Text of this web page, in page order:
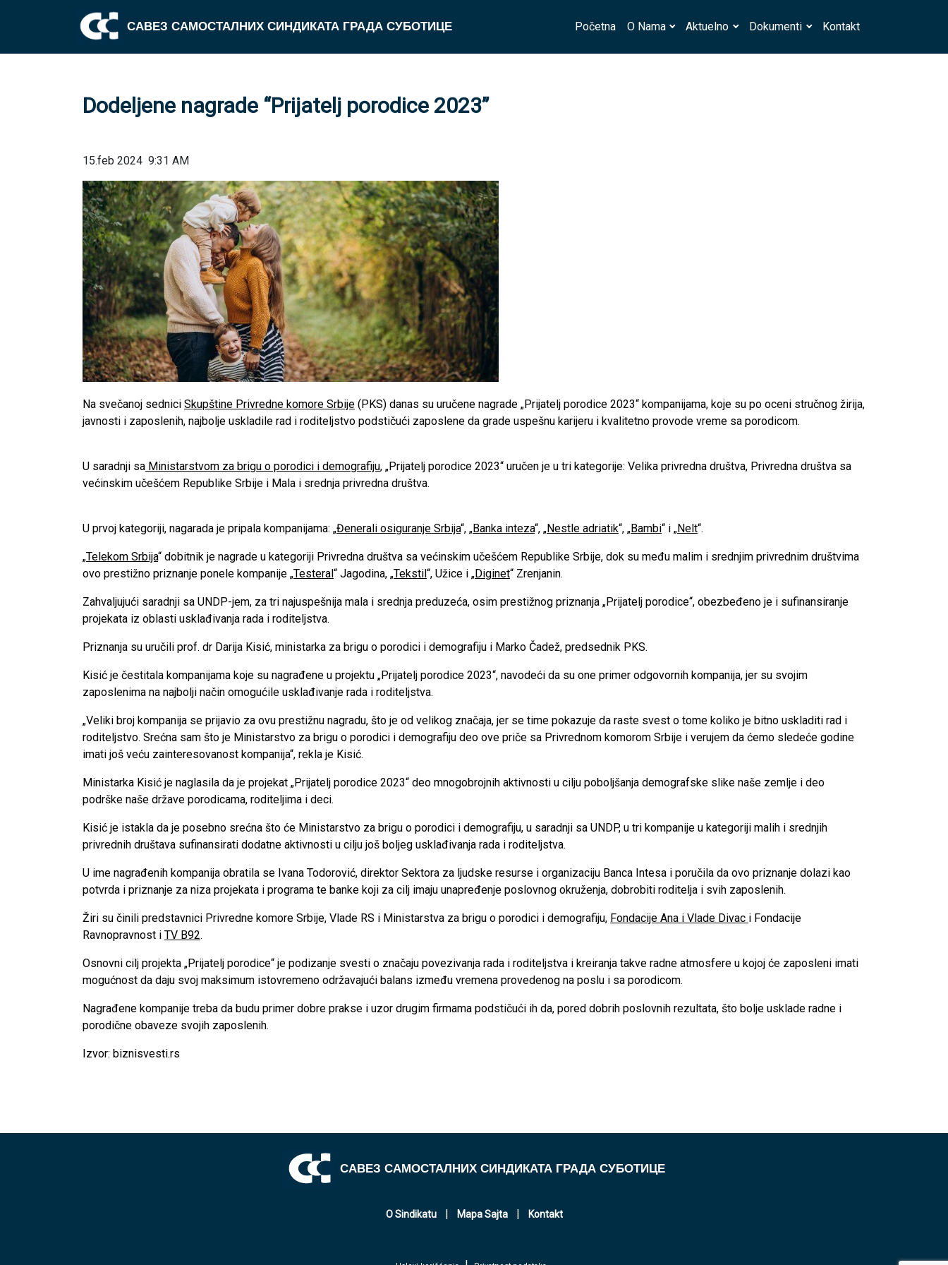
САВЕЗ САМОСТАЛНИХ СИНДИКАТА ГРАДА СУБОТИЦЕ Početna O Nama Aktuelno Dokumenti Kontakt
Dodeljene nagrade “Prijatelj porodice 2023”
15.feb 2024 9:31 AM
Na svečanoj sednici Skupštine Privredne komore Srbije (PKS) danas su uručene nagrade „Prijatelj porodice 2023“ kompanijama, koje su po oceni stručnog žirija,
javnosti i zaposlenih, najbolje uskladile rad i roditeljstvo podstičući zaposlene da grade uspešnu karijeru i kvalitetno provode vreme sa porodicom.
U saradnji sa Ministarstvom za brigu o porodici i demografiju, „Prijatelj porodice 2023“ uručen je u tri kategorije: Velika privredna društva, Privredna društva sa
većinskim učešćem Republike Srbije i Mala i srednja privredna društva.
U prvoj kategoriji, nagarada je pripala kompanijama: „Đenerali osiguranje Srbija“, „Banka inteza“, „Nestle adriatik“, „Bambi“ i „Nelt“.
„Telekom Srbija“ dobitnik je nagrade u kategoriji Privredna društva sa većinskim učešćem Republike Srbije, dok su među malim i srednjim privrednim društvima
ovo prestižno priznanje ponele kompanije „Testeral“ Jagodina, „Tekstil“, Užice i „Diginet“ Zrenjanin.
Zahvaljujući saradnji sa UNDP-jem, za tri najuspešnija mala i srednja preduzeća, osim prestižnog priznanja „Prijatelj porodice“, obezbeđeno je i sufinansiranje
projekata iz oblasti usklađivanja rada i roditeljstva.
Priznanja su uručili prof. dr Darija Kisić, ministarka za brigu o porodici i demografiju i Marko Čadež, predsednik PKS.
Kisić je čestitala kompanijama koje su nagrađene u projektu „Prijatelj porodice 2023“, navodeći da su one primer odgovornih kompanija, jer su svojim
zaposlenima na najbolji način omogućile usklađivanje rada i roditeljstva.
„Veliki broj kompanija se prijavio za ovu prestižnu nagradu, što je od velikog značaja, jer se time pokazuje da raste svest o tome koliko je bitno uskladiti rad i
roditeljstvo. Srećna sam što je Ministarstvo za brigu o porodici i demografiju deo ove priče sa Privrednom komorom Srbije i verujem da ćemo sledeće godine
imati još veću zainteresovanost kompanija“, rekla je Kisić.
Ministarka Kisić je naglasila da je projekat „Prijatelj porodice 2023“ deo mnogobrojnih aktivnosti u cilju poboljšanja demografske slike naše zemlje i deo
podrške naše države porodicama, roditeljima i deci.
Kisić je istakla da je posebno srećna što će Ministarstvo za brigu o porodici i demografiju, u saradnji sa UNDP, u tri kompanije u kategoriji malih i srednjih
privrednih društava sufinansirati dodatne aktivnosti u cilju još boljeg usklađivanja rada i roditeljstva.
U ime nagrađenih kompanija obratila se Ivana Todorović, direktor Sektora za ljudske resurse i organizaciju Banca Intesa i poručila da ovo priznanje dolazi kao
potvrda i priznanje za niza projekata i programa te banke koji za cilj imaju unapređenje poslovnog okruženja, dobrobiti roditelja i svih zaposlenih.
Žiri su činili predstavnici Privredne komore Srbije, Vlade RS i Ministarstva za brigu o porodici i demografiju, Fondacije Ana i Vlade Divac i Fondacije
Ravnopravnost i TV B92.
Osnovni cilj projekta „Prijatelj porodice“ je podizanje svesti o značaju povezivanja rada i roditeljstva i kreiranja takve radne atmosfere u kojoj će zaposleni imati
mogućnost da daju svoj maksimum istovremeno održavajući balans između vremena provedenog na poslu i sa porodicom.
Nagrađene kompanije treba da budu primer dobre prakse i uzor drugim firmama podstičući ih da, pored dobrih poslovnih rezultata, što bolje usklade radne i
porodične obaveze svojih zaposlenih.
Izvor: biznisvesti.rs
САВЕЗ САМОСТАЛНИХ СИНДИКАТА ГРАДА СУБОТИЦЕ
O Sindikatu | Mapa Sajta | Kontakt